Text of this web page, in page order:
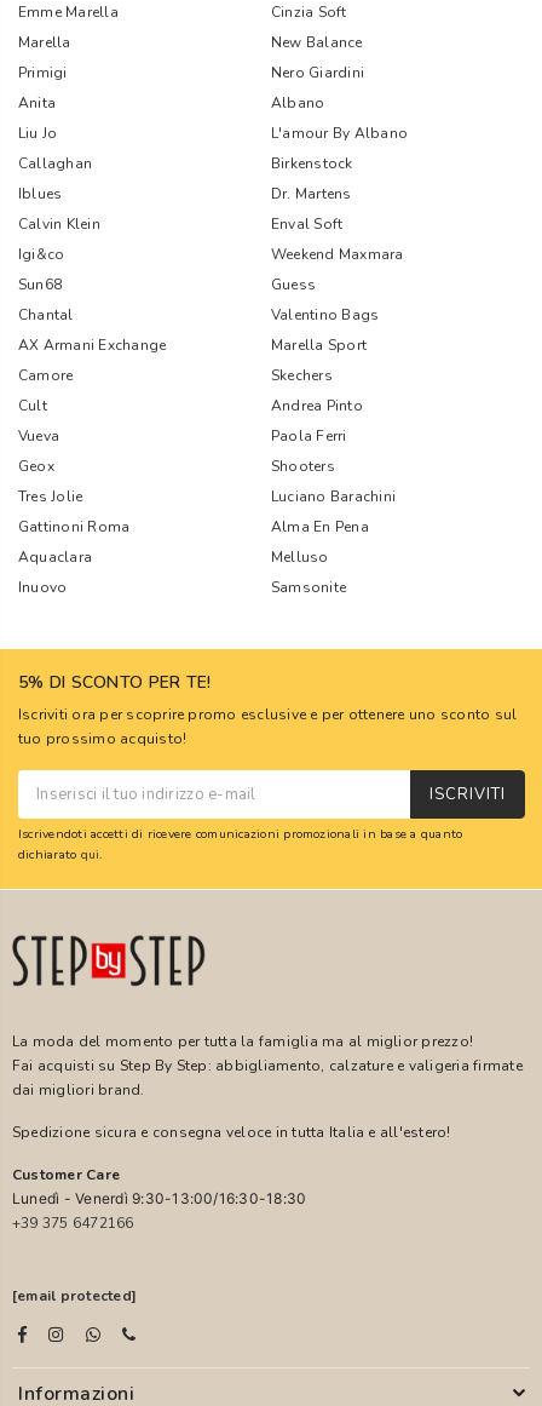
Emme Marella
Cinzia Soft
Marella
New Balance
Primigi
Nero Giardini
Anita
Albano
Liu Jo
L'amour By Albano
Callaghan
Birkenstock
Iblues
Dr. Martens
Calvin Klein
Enval Soft
Igi&co
Weekend Maxmara
Sun68
Guess
Chantal
Valentino Bags
AX Armani Exchange
Marella Sport
Camore
Skechers
Cult
Andrea Pinto
Vueva
Paola Ferri
Geox
Shooters
Tres Jolie
Luciano Barachini
Gattinoni Roma
Alma En Pena
Aquaclara
Melluso
Inuovo
Samsonite
5% DI SCONTO PER TE!
Iscriviti ora per scoprire promo esclusive e per ottenere uno sconto sul
tuo prossimo acquisto!
ISCRIVITI
Iscrivendoti accetti di ricevere comunicazioni promozionali in base a quanto
dichiarato qui.
La moda del momento per tutta la famiglia ma al miglior prezzo!
Fai acquisti su Step By Step: abbigliamento, calzature e valigeria firmate
dai migliori brand.
Spedizione sicura e consegna veloce in tutta Italia e all'estero!
Customer Care
Lunedì - Venerdì 9:30-13:00/16:30-18:30
+39 375 6472166
[email protected]
Informazioni